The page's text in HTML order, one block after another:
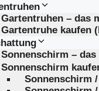
Gartentruhen – das
Gartentruhe kaufen
Sonnenschirm –
Sonnenschirm
Sonnenschirm